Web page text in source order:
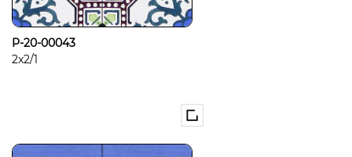
P-20-00043
2x2/1